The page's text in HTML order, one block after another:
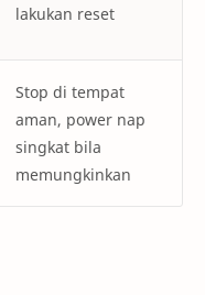
lakukan reset
Stop di tempat
aman, power nap
singkat bila
memungkinkan